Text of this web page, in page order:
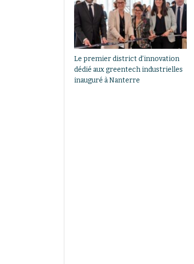
Le premier district d’innovation
dédié aux greentech industrielles
inauguré à Nanterre